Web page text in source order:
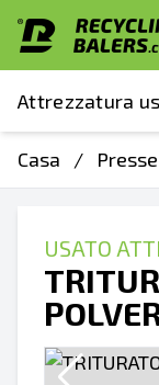
Attrezzatura
Casa /
USATO